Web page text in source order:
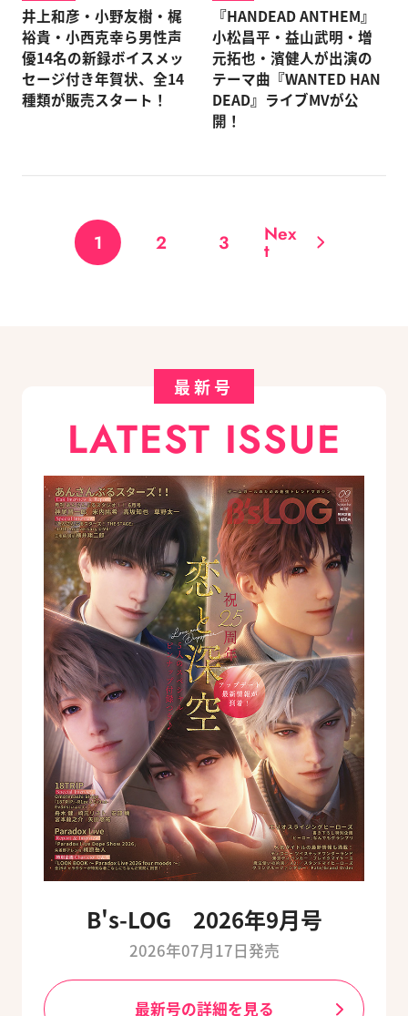
井上和彦・小野友樹・梶
裕貴・小西克幸ら男性声
優14名の新録ボイスメッ
セージ付き年賀状、全14
種類が販売スタート！
『HANDEAD ANTHEM』
小松昌平・益山武明・増
元拓也・濱健人が出演の
テーマ曲『WANTED HAN
DEAD』ライブMVが公
開！
1 2 3 Nex
t
最新号
LATEST ISSUE
B's-LOG 2026年9月号
2026年07月17日発売
最新号の詳細を見る